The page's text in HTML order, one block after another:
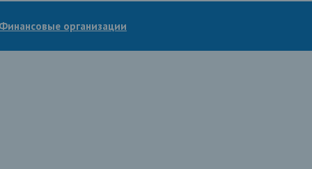
организации